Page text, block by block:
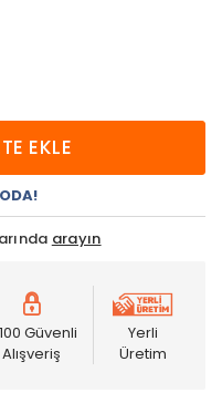
EKLE
arayın
Güvenli
Alışveriş
Yerli
Üretim